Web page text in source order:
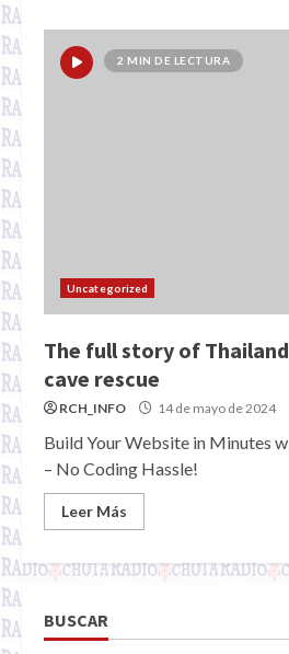
2 MIN DE LECTURA
Uncategorized
The full story of
cave rescue
RCH_INFO 14 de mayo de 2024
Build Your Website in Minutes
– No Coding Hassle!
Leer Más
BUSCAR